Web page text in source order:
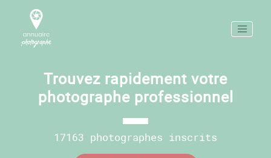
Trouvez rapidement votre
photographe professionnel
17163 photographes inscrits